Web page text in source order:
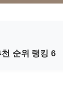
순위 랭킹 6